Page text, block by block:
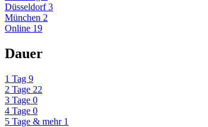
Düsseldorf3
München 2
Online 19
Dauer
1 Tag 9
2 Tage 22
3 Tage 0
4 Tage 0
5 Tage & mehr 1